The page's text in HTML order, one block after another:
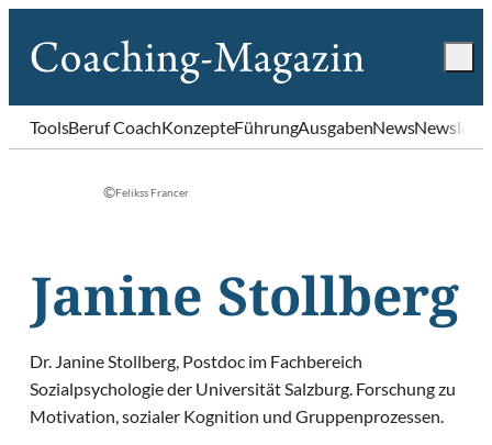
ToolsBeruf CoachKonzepteFührungAusgabenNews
©Felikss Francer
Janine Stollberg
Dr. Janine Stollberg, Postdoc im Fachbereich
Sozialpsychologie der Universität Salzburg. Forschung zu
Motivation, sozialer Kognition und Gruppenprozessen.